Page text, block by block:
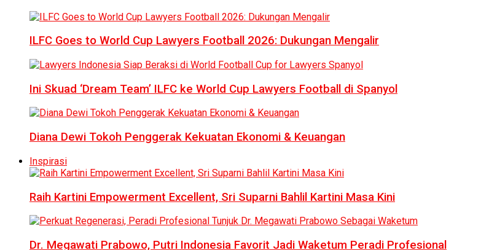
ILFC Goes to World Cup Lawyers Football 2026: Dukungan Mengalir
Ini Skuad ‘Dream Team’ ILFC ke World Cup Lawyers Football di Spanyol
Diana Dewi Tokoh Penggerak Kekuatan Ekonomi & Keuangan
Inspirasi
Raih Kartini Empowerment Excellent, Sri Suparni Bahlil Kartini Masa Kini
Dr. Megawati Prabowo, Putri Indonesia Favorit Jadi Waketum Peradi Profesional